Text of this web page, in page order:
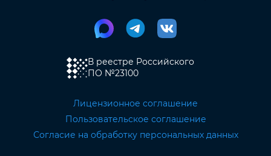
В реестре Российского
ПО №23100
Лицензионное соглашение
Пользовательское соглашение
Согласие на обработку персональных данных